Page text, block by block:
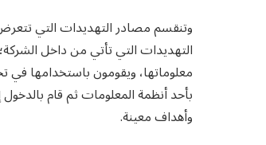
وتنقسم مصادر التهديدات التي
التهديدات التي تأتي من داخل
معلوماتها، ويقومون باستخدامها في
بأحد أنظمة المعلومات ثم قام
وأهداف معينة.